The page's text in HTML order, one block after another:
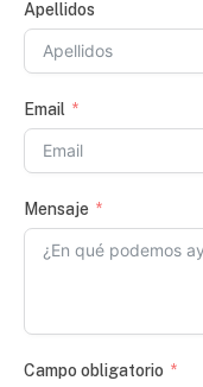
Apellidos
Email
Mensaje
Campo obligatorio